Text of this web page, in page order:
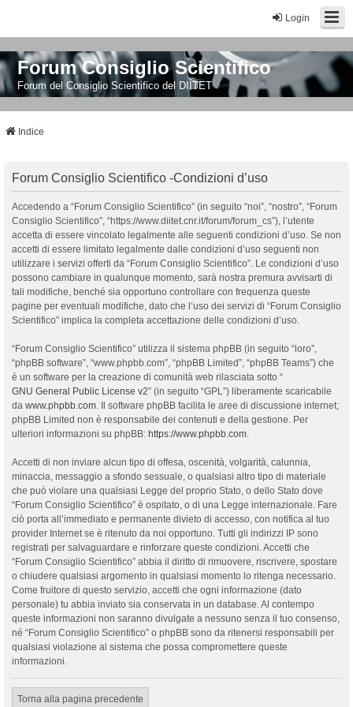
Login
Forum Consiglio Scientifico
Forum del Consiglio Scientifico del DIITET
Indice
Forum Consiglio Scientifico -Condizioni d’uso
Accedendo a “Forum Consiglio Scientifico” (in seguito “noi”, “nostro”, “Forum
Consiglio Scientifico”, “https://www.diitet.cnr.it/forum/forum_cs”), l’utente
accetta di essere vincolato legalmente alle seguenti condizioni d’uso. Se non
accetti di essere limitato legalmente dalle condizioni d’uso seguenti non
utilizzare i servizi offerti da “Forum Consiglio Scientifico”. Le condizioni d’uso
possono cambiare in qualunque momento, sarà nostra premura avvisarti di
tali modifiche, benché sia opportuno controllare con frequenza queste
pagine per eventuali modifiche, dato che l’uso dei servizi di “Forum Consiglio
Scientifico” implica la completa accettazione delle condizioni d’uso.
“Forum Consiglio Scientifico” utilizza il sistema phpBB (in seguito “loro”,
“phpBB software”, “www.phpbb.com”, “phpBB Limited”, “phpBB Teams”) che
è un software per la creazione di comunità web rilasciata sotto “
GNU General Public License v2” (in seguito “GPL”) liberamente scaricabile
da www.phpbb.com. Il software phpBB facilita le aree di discussione internet;
phpBB Limited non è responsabile dei contenuti e della gestione. Per
ulteriori informazioni su phpBB: https://www.phpbb.com.
Accetti di non inviare alcun tipo di offesa, oscenità, volgarità, calunnia,
minaccia, messaggio a sfondo sessuale, o qualsiasi altro tipo di materiale
che può violare una qualsiasi Legge del proprio Stato, o dello Stato dove
“Forum Consiglio Scientifico” è ospitato, o di una Legge internazionale. Fare
ciò porta all’immediato e permanente divieto di accesso, con notifica al tuo
provider Internet se è ritenuto da noi opportuno. Tutti gli indirizzi IP sono
registrati per salvaguardare e rinforzare queste condizioni. Accetti che
“Forum Consiglio Scientifico” abbia il diritto di rimuovere, riscrivere, spostare
o chiudere qualsiasi argomento in qualsiasi momento lo ritenga necessario.
Come fruitore di questo servizio, accetti che ogni informazione (dato
personale) tu abbia inviato sia conservata in un database. Al contempo
queste informazioni non saranno divulgate a nessuno senza il tuo consenso,
né “Forum Consiglio Scientifico” o phpBB sono da ritenersi responsabili per
qualsiasi violazione al sistema che possa compromettere queste
informazioni.
Torna alla pagina precedente